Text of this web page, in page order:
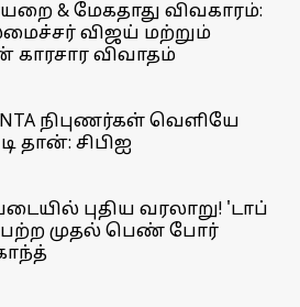
& மேகதாது விவகாரம்:
விஜய் மற்றும்
காரசார விவாதம்
நிபுணர்கள் வெளியே
தான்: சிபிஐ
புதிய வரலாறு! 'டாப்
முதல் பெண் போர்